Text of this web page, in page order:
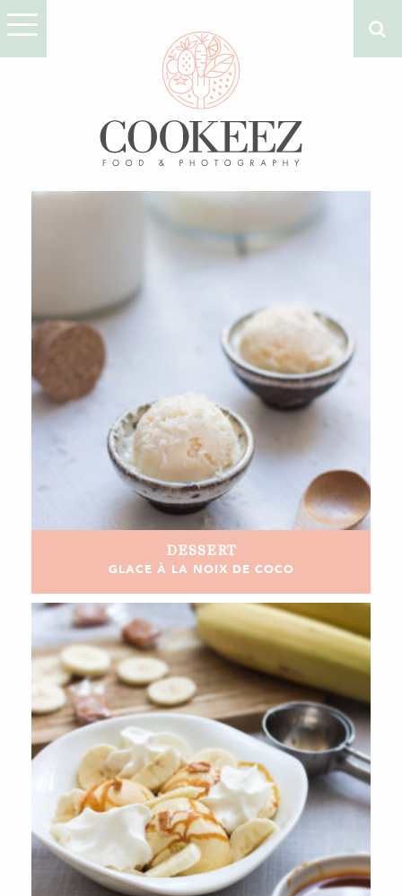
DESSERT
GLACE À LA NOIX DE COCO